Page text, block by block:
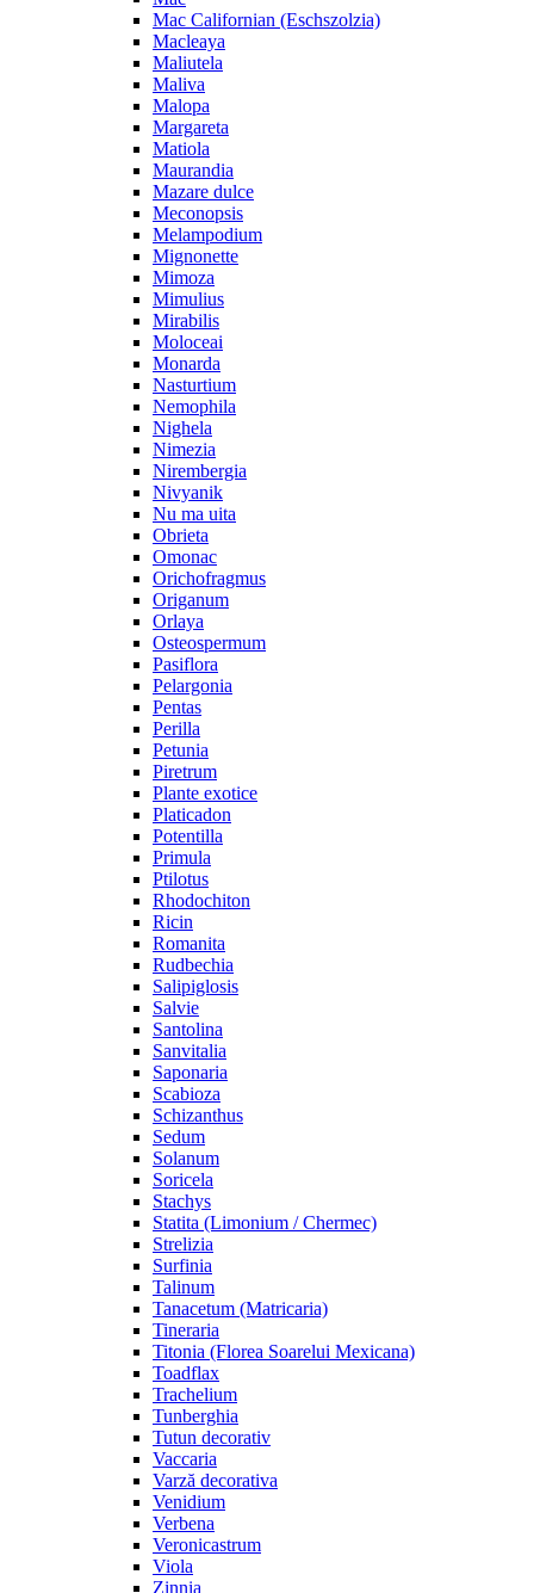
Mac Californian (Eschszolzia)
Macleaya
Maliutela
Maliva
Malopa
Margareta
Matiola
Maurandia
Mazare dulce
Meconopsis
Melampodium
Mignonette
Mimoza
Mimulius
Mirabilis
Moloceai
Monarda
Nasturtium
Nemophila
Nighela
Nimezia
Nirembergia
Nivyanik
Nu ma uita
Obrieta
Omonac
Orichofragmus
Origanum
Orlaya
Osteospermum
Pasiflora
Pelargonia
Pentas
Perilla
Petunia
Piretrum
Plante exotice
Platicadon
Potentilla
Primula
Ptilotus
Rhodochiton
Ricin
Romanita
Rudbechia
Salipiglosis
Salvie
Santolina
Sanvitalia
Saponaria
Scabioza
Schizanthus
Sedum
Solanum
Soricela
Stachys
Statita (Limonium / Chermec)
Strelizia
Surfinia
Talinum
Tanacetum (Matricaria)
Tineraria
Titonia (Florea Soarelui Mexicana)
Toadflax
Trachelium
Tunberghia
Tutun decorativ
Vaccaria
Varză decorativa
Venidium
Verbena
Veronicastrum
Viola
Zinnia